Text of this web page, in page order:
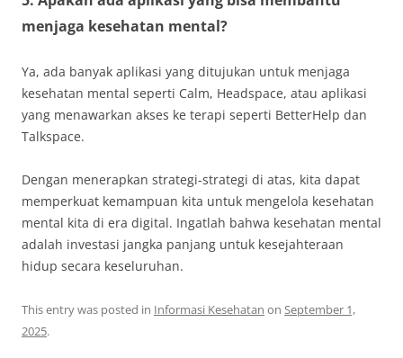
menjaga kesehatan mental?
Ya, ada banyak aplikasi yang ditujukan untuk menjaga
kesehatan mental seperti Calm, Headspace, atau aplikasi
yang menawarkan akses ke terapi seperti BetterHelp dan
Talkspace.
Dengan menerapkan strategi-strategi di atas, kita dapat
memperkuat kemampuan kita untuk mengelola kesehatan
mental kita di era digital. Ingatlah bahwa kesehatan mental
adalah investasi jangka panjang untuk kesejahteraan
hidup secara keseluruhan.
This entry was posted in Informasi Kesehatan on September 1,
2025.